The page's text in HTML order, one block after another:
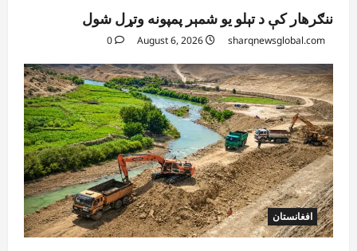
ننګرهار کې د تېلو یو شمېر پمپونه وتړل شول
sharqnewsglobal.com
0
افغانستان